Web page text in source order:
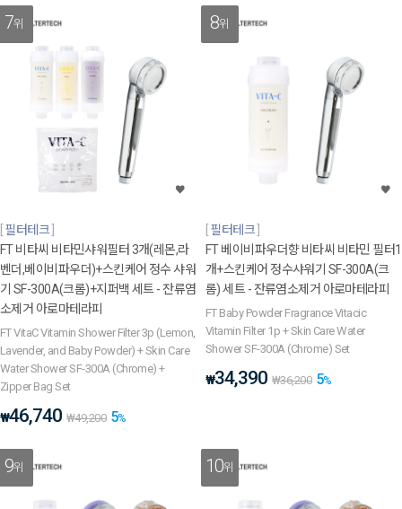
7위
필터테크
FT 비타씨 비타민샤워필터 3개(레몬,라
벤더,베이비파우더)+스킨케어 정수 샤워
기 SF-300A(크롬)+지퍼백 세트 - 잔류염
소제거 아로마테라피
FT VitaC Vitamin Shower Filter 3p (Lemon,
Lavender, and Baby Powder) + Skin Care
Water Shower SF-300A (Chrome) +
Zipper Bag Set
₩46,740 ₩49,200 5%
8위
필터테크
FT 베이비파우더향 비타씨 비타민 필터1
개+스킨케어 정수샤워기 SF-300A(크
롬) 세트 - 잔류염소제거 아로마테라피
FT Baby Powder Fragrance Vitacic
Vitamin Filter 1p + Skin Care Water
Shower SF-300A (Chrome) Set
₩34,390 ₩36,200 5%
9위 10위